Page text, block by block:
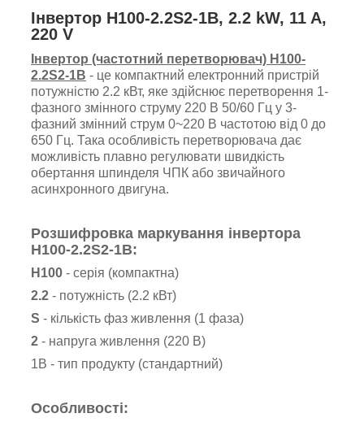
Інвертор H100-2.2S2-1B, 2.2 kW, 11 A,
220 V
Інвертор (частотний перетворювач) H100-
2.2S2-1B - це компактний електронний пристрій
потужністю 2.2 кВт, яке здійснює перетворення 1-
фазного змінного струму 220 В 50/60 Гц у 3-
фазний змінний струм 0~220 В частотою від 0 до
650 Гц. Така особливість перетворювача дає
можливість плавно регулювати швидкість
обертання шпинделя ЧПК або звичайного
асинхронного двигуна.
Розшифровка маркування інвертора
H100-2.2S2-1B:
H100 - серія (компактна)
2.2 - потужність (2.2 кВт)
S - кількість фаз живлення (1 фаза)
2 - напруга живлення (220 В)
1В - тип продукту (стандартний)
Особливості: